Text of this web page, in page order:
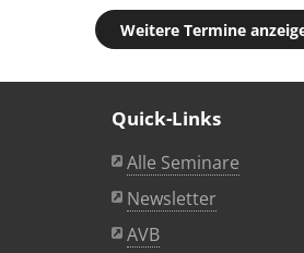
Weitere Termine
Quick-Links
Alle Seminare
Newsletter
AVB